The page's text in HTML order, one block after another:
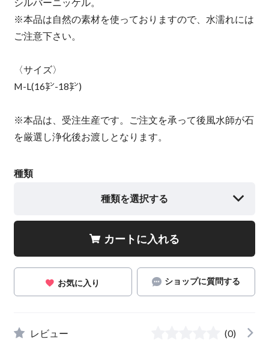
シルバーニッケル。
※本品は自然の素材を使っておりますので、水濡れには
ご注意下さい。
〈サイズ〉
M-L(16㌢-18㌢)
※本品は、受注生産です。ご注文を承って後風水師が石
を厳選し浄化後お渡しとなります。
種類
種類を選択する
カートに入れる
お気に入り ショップに質問する
レビュー (0)